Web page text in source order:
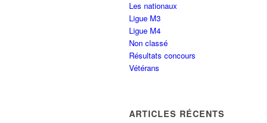
Les nationaux
Ligue M3
Ligue M4
Non classé
Résultats concours
Vétérans
ARTICLES RÉCENTS